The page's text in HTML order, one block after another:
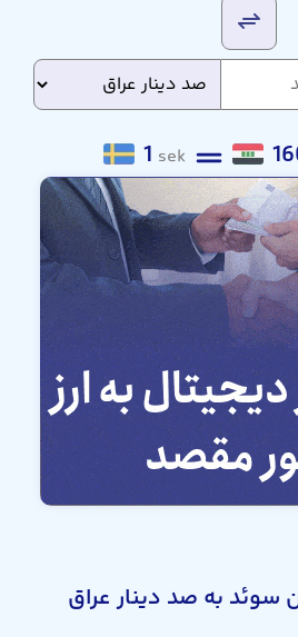
1 sek
سوئد به صد دینار عراق